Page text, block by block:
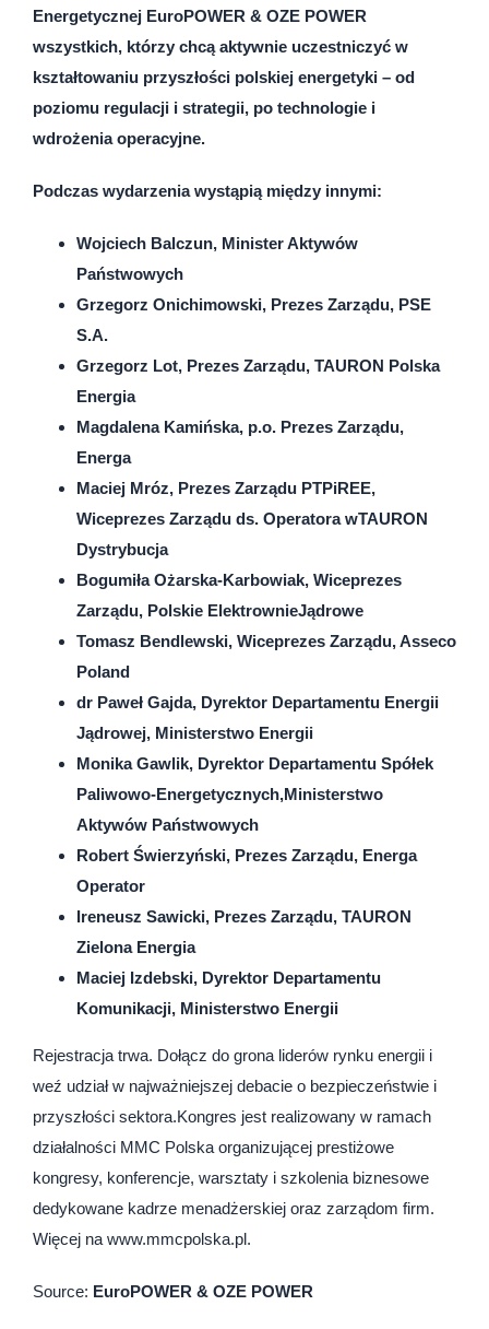
Energetycznej EuroPOWER & OZE POWER
wszystkich, którzy chcą aktywnie uczestniczyć w
kształtowaniu przyszłości polskiej energetyki – od
poziomu regulacji i strategii, po technologie i
wdrożenia operacyjne.
Podczas wydarzenia wystąpią między innymi:
Wojciech Balczun, Minister Aktywów
Państwowych
Grzegorz Onichimowski, Prezes Zarządu, PSE
S.A.
Grzegorz Lot, Prezes Zarządu, TAURON Polska
Energia
Magdalena Kamińska, p.o. Prezes Zarządu,
Energa
Maciej Mróz, Prezes Zarządu PTPiREE,
Wiceprezes Zarządu ds. Operatora wTAURON
Dystrybucja
Bogumiła Ożarska-Karbowiak, Wiceprezes
Zarządu, Polskie ElektrownieJądrowe
Tomasz Bendlewski, Wiceprezes Zarządu, Asseco
Poland
dr Paweł Gajda, Dyrektor Departamentu Energii
Jądrowej, Ministerstwo Energii
Monika Gawlik, Dyrektor Departamentu Spółek
Paliwowo-Energetycznych,Ministerstwo
Aktywów Państwowych
Robert Świerzyński, Prezes Zarządu, Energa
Operator
Ireneusz Sawicki, Prezes Zarządu, TAURON
Zielona Energia
Maciej Izdebski, Dyrektor Departamentu
Komunikacji, Ministerstwo Energii
Rejestracja trwa. Dołącz do grona liderów rynku energii i
weź udział w najważniejszej debacie o bezpieczeństwie i
przyszłości sektora.Kongres jest realizowany w ramach
działalności MMC Polska organizującej prestiżowe
kongresy, konferencje, warsztaty i szkolenia biznesowe
dedykowane kadrze menadżerskiej oraz zarządom firm.
Więcej na www.mmcpolska.pl.
Source: EuroPOWER & OZE POWER